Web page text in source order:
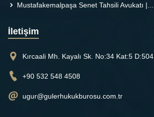
Mustafakemalpaşa Senet Tahsili Avukatı |...
İletişim
Kırcaali Mh. Kayalı Sk. No:34 Kat:5 D:504
+90 532 548 4508
ugur@gulerhukukburosu.com.tr